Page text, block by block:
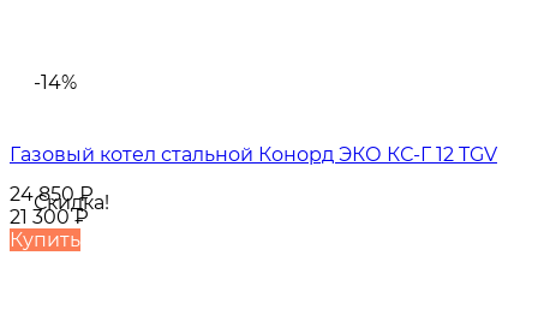
-14%
Скидка!
Газовый котел стальной Конорд ЭКО КС-Г 12 TGV
24 850₽
21 300₽
Купить